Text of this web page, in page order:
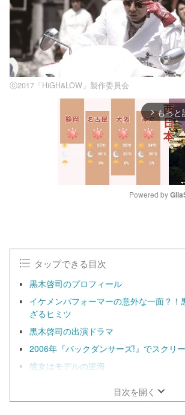
ⓒ2017「HiGH&LOW」製作委員会
arrow_forward_ios もっと
Powered by
タップできる目次
黒木啓司のプロフィール
イケメンパフォーマーの意外な一面？！
ざるヒミツ
黒木啓司の出演ドラマ
2006年『バックダンサーズ!』でスクリ
彼女はモデルの里海
目次を開く